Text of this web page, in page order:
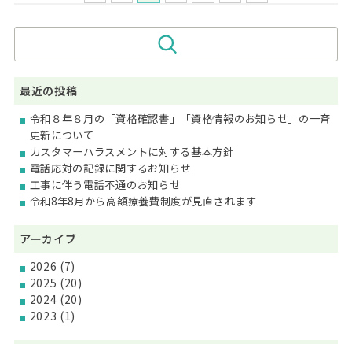
最近の投稿
令和８年８月の「資格確認書」「資格情報のお知らせ」の一斉
更新について
カスタマーハラスメントに対する基本方針
電話応対の記録に関するお知らせ
工事に伴う電話不通のお知らせ
令和8年8月から高額療養費制度が見直されます
アーカイブ
2026 (7)
2025 (20)
2024 (20)
2023 (1)